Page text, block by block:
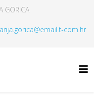
GORICA
com.hr